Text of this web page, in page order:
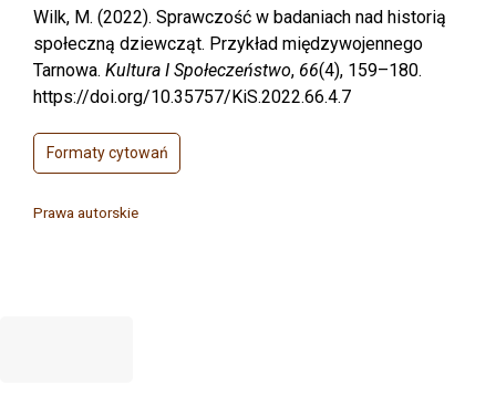
Wilk, M. (2022). Sprawczość w badaniach nad historią
społeczną dziewcząt. Przykład międzywojennego
Tarnowa. Kultura I Społeczeństwo, 66(4), 159–180.
https://doi.org/10.35757/KiS.2022.66.4.7
Formaty cytowań
Prawa autorskie